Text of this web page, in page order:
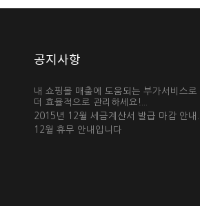
공지사항
내 쇼핑몰 매출에 도움되는 부가서비스로
더 효율적으로 관리하세요!...
2015년 12월 세금계산서 발급 마감 안내...
12월 휴무 안내입니다